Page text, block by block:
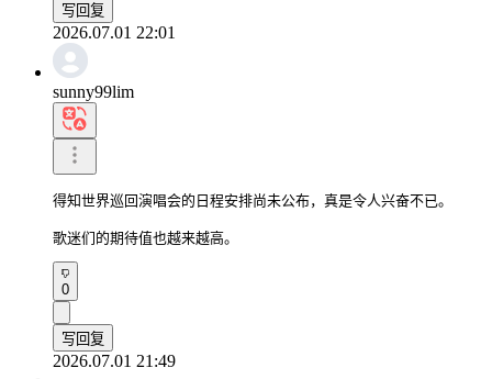
写回复
2026.07.01 22:01
sunny99lim
得知世界巡回演唱会的日程安排尚未公布，真是令人兴奋不已。
歌迷们的期待值也越来越高。
0
写回复
2026.07.01 21:49